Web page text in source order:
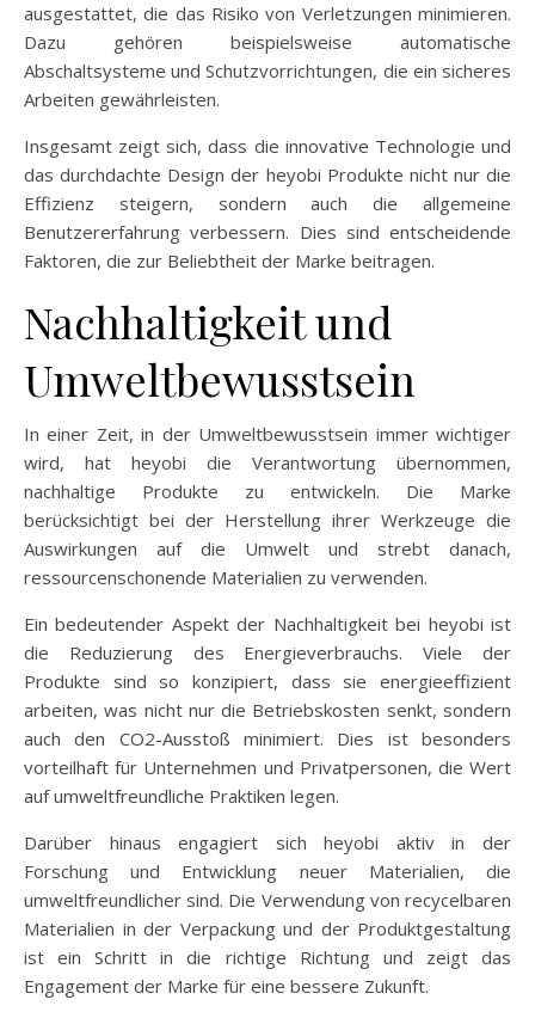
ausgestattet, die das Risiko von Verletzungen minimieren.
Dazu gehören beispielsweise automatische
Abschaltsysteme und Schutzvorrichtungen, die ein sicheres
Arbeiten gewährleisten.
Insgesamt zeigt sich, dass die innovative Technologie und
das durchdachte Design der heyobi Produkte nicht nur die
Effizienz steigern, sondern auch die allgemeine
Benutzererfahrung verbessern. Dies sind entscheidende
Faktoren, die zur Beliebtheit der Marke beitragen.
Nachhaltigkeit und
Umweltbewusstsein
In einer Zeit, in der Umweltbewusstsein immer wichtiger
wird, hat heyobi die Verantwortung übernommen,
nachhaltige Produkte zu entwickeln. Die Marke
berücksichtigt bei der Herstellung ihrer Werkzeuge die
Auswirkungen auf die Umwelt und strebt danach,
ressourcenschonende Materialien zu verwenden.
Ein bedeutender Aspekt der Nachhaltigkeit bei heyobi ist
die Reduzierung des Energieverbrauchs. Viele der
Produkte sind so konzipiert, dass sie energieeffizient
arbeiten, was nicht nur die Betriebskosten senkt, sondern
auch den CO2-Ausstoß minimiert. Dies ist besonders
vorteilhaft für Unternehmen und Privatpersonen, die Wert
auf umweltfreundliche Praktiken legen.
Darüber hinaus engagiert sich heyobi aktiv in der
Forschung und Entwicklung neuer Materialien, die
umweltfreundlicher sind. Die Verwendung von recycelbaren
Materialien in der Verpackung und der Produktgestaltung
ist ein Schritt in die richtige Richtung und zeigt das
Engagement der Marke für eine bessere Zukunft.